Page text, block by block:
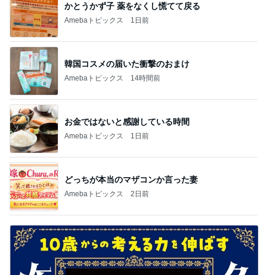
かとうかず子 薬をなくし慌てて戻る
Amebaトピックス 1日前
韓国コスメの届いた衝撃のおまけ
Amebaトピックス 14時間前
お金ではないと感謝している時間
Amebaトピックス 1日前
どっちが本当のマザコンか言った妻
Amebaトピックス 2日前